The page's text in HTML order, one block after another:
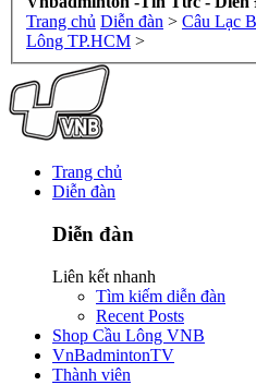
Trang chủ Diễn đàn > Câu Lạc
Lông TP.HCM >
Trang chủ
Diễn đàn
Diễn đàn
Liên kết nhanh
Tìm kiếm diễn đàn
Recent Posts
Shop Cầu Lông VNB
VnBadmintonTV
Thành viên